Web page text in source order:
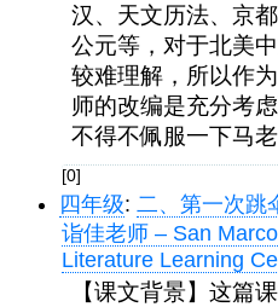
汉、天文历法、京
公元等， 对于北美
较难理解，所以作
师的改编是充分考
不得不佩服一下马
[0]
四年级: 二、第一次跳
诣佳老师 – San
Literature Learning
【课文背景】 这篇